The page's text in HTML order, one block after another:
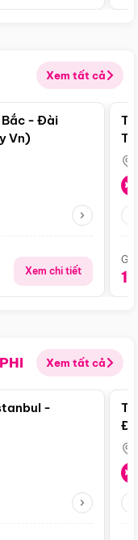
Xem tất cả
Điểm nổi bật
Bắc - Đài
Vn)
Xem chi tiết
Xem tất cả
Điểm nổi bật
-